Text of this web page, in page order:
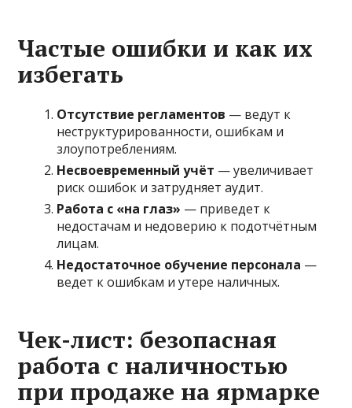
Частые ошибки и как их
избегать
Отсутствие регламентов — ведут к
неструктурированности, ошибкам и
злоупотреблениям.
Несвоевременный учёт — увеличивает
риск ошибок и затрудняет аудит.
Работа с «на глаз» — приведет к
недостачам и недоверию к подотчётным
лицам.
Недостаточное обучение персонала —
ведет к ошибкам и утере наличных.
Чек-лист: безопасная
работа с наличностью
при продаже на ярмарке